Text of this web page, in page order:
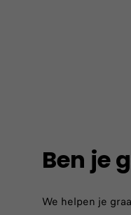
Ben je
We helpen je